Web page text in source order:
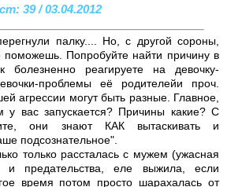
39 / 03.04.2012
палку.... Но, с другой сороны,
Попробуйте найти причину в
реагируете на девочку-
проблемы её родителейи проч.
агрессии могут быть разные. Главное,
у вас запускается? Причины какие? С
они знают КАК вытаскивать и
подсознательное".
только рассталась с мужем (ужасная
и предательства, еле выжила, если
время потом просто шарахалась от